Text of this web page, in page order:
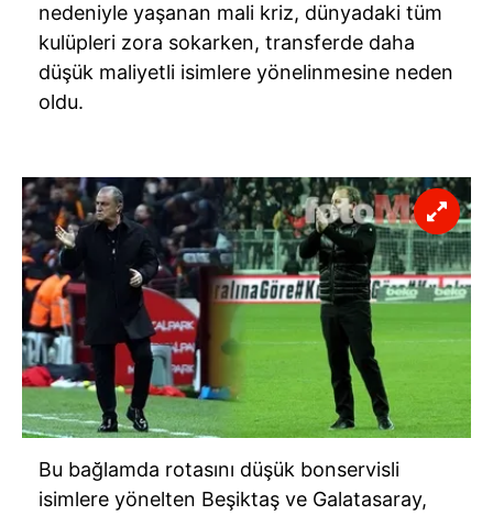
nedeniyle yaşanan mali kriz, dünyadaki tüm
kulüpleri zora sokarken, transferde daha
düşük maliyetli isimlere yönelinmesine neden
oldu.
Bu bağlamda rotasını düşük bonservisli
isimlere yönelten Beşiktaş ve Galatasaray,